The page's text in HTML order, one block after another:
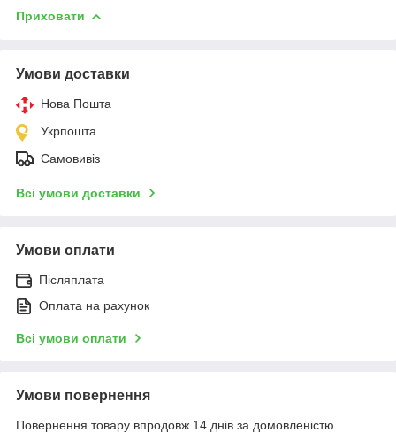
Приховати
Умови доставки
Нова Пошта
Укрпошта
Самовивіз
Всі умови доставки
Умови оплати
Післяплата
Оплата на рахунок
Всі умови оплати
Умови повернення
Повернення товару впродовж 14 днів за домовленістю